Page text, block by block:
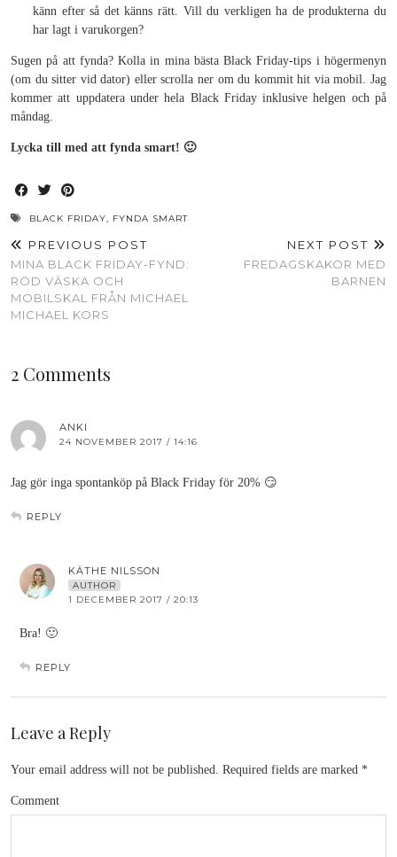
känn efter så det känns rätt. Vill du verkligen ha de produkterna du
har lagt i varukorgen?
Sugen på att fynda? Kolla in mina bästa Black Friday-tips i högermenyn
(om du sitter vid dator) eller scrolla ner om du kommit hit via mobil. Jag
kommer att uppdatera under hela Black Friday inklusive helgen och på
måndag.
Lycka till med att fynda smart! 🙂
BLACK FRIDAY, FYNDA SMART
PREVIOUS POST
MINA BLACK FRIDAY-FYND:
RÖD VÄSKA OCH
MOBILSKAL FRÅN MICHAEL
MICHAEL KORS
NEXT POST
FREDAGSKAKOR MED
BARNEN
2 Comments
ANKI
24 NOVEMBER 2017 / 14:16
Jag gör inga spontanköp på Black Friday för 20% 😏
REPLY
KÄTHE NILSSON
AUTHOR
1 DECEMBER 2017 / 20:13
Bra! 🙂
REPLY
Leave a Reply
Your email address will not be published. Required fields are marked *
Comment